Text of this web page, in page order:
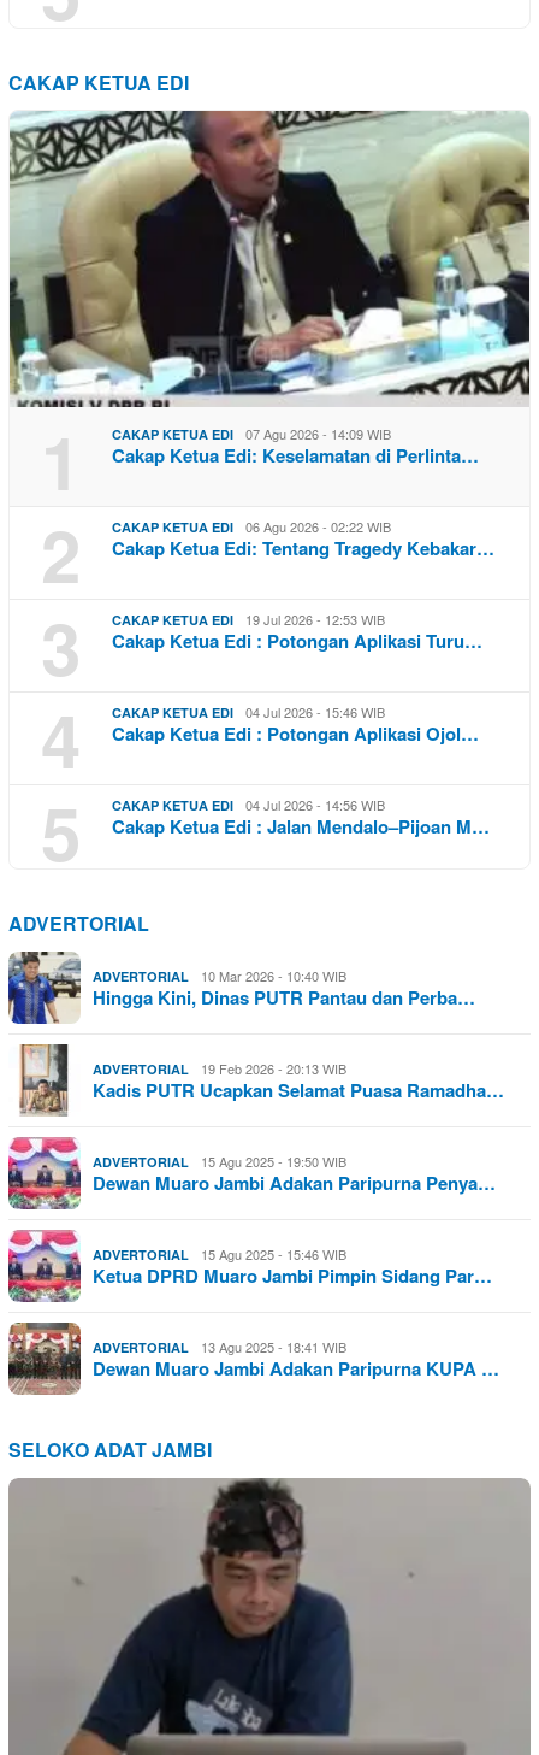
CAKAP KETUA EDI
1 CAKAP KETUA EDI 07 Agu 2026 - 14:09 WIB
Cakap Ketua Edi: Keselamatan di Perlinta…
2 CAKAP KETUA EDI 06 Agu 2026 - 02:22 WIB
Cakap Ketua Edi: Tentang Tragedy Kebakar…
3 CAKAP KETUA EDI 19 Jul 2026 - 12:53 WIB
Cakap Ketua Edi : Potongan Aplikasi Turu…
4 CAKAP KETUA EDI 04 Jul 2026 - 15:46 WIB
Cakap Ketua Edi : Potongan Aplikasi Ojol…
5 CAKAP KETUA EDI 04 Jul 2026 - 14:56 WIB
Cakap Ketua Edi : Jalan Mendalo–Pijoan M…
ADVERTORIAL
ADVERTORIAL 10 Mar 2026 - 10:40 WIB
Hingga Kini, Dinas PUTR Pantau dan Perba…
ADVERTORIAL 19 Feb 2026 - 20:13 WIB
Kadis PUTR Ucapkan Selamat Puasa Ramadha…
ADVERTORIAL 15 Agu 2025 - 19:50 WIB
Dewan Muaro Jambi Adakan Paripurna Penya…
ADVERTORIAL 15 Agu 2025 - 15:46 WIB
Ketua DPRD Muaro Jambi Pimpin Sidang Par…
ADVERTORIAL 13 Agu 2025 - 18:41 WIB
Dewan Muaro Jambi Adakan Paripurna KUPA …
SELOKO ADAT JAMBI